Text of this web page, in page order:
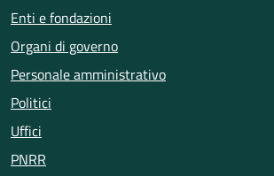
Enti e fondazioni
Organi di governo
Personale amministrativo
Politici
Uffici
PNRR